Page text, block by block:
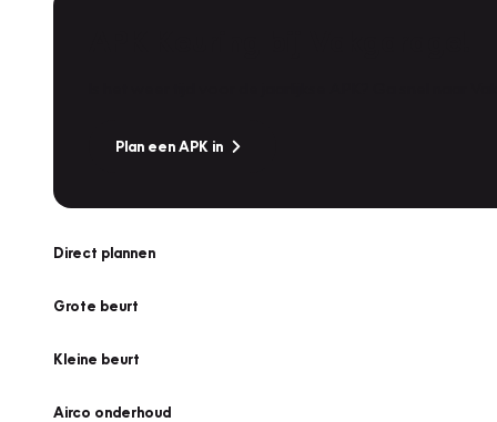
Plan een APK in
Direct plannen
Grote beurt
Kleine beurt
Airco onderhoud